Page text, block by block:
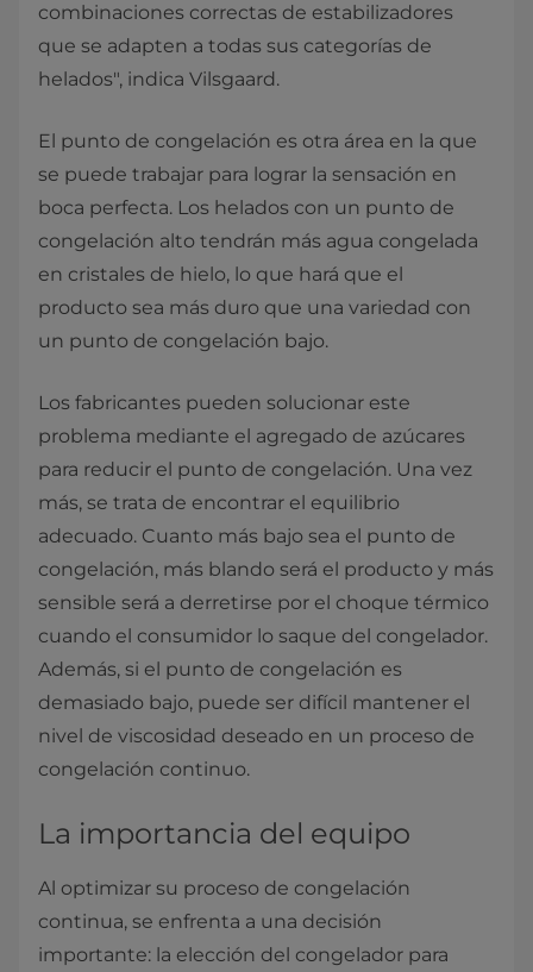
combinaciones correctas de estabilizadores
que se adapten a todas sus categorías de
helados", indica Vilsgaard.
El punto de congelación es otra área en la que
se puede trabajar para lograr la sensación en
boca perfecta. Los helados con un punto de
congelación alto tendrán más agua congelada
en cristales de hielo, lo que hará que el
producto sea más duro que una variedad con
un punto de congelación bajo.
Los fabricantes pueden solucionar este
problema mediante el agregado de azúcares
para reducir el punto de congelación. Una vez
más, se trata de encontrar el equilibrio
adecuado. Cuanto más bajo sea el punto de
congelación, más blando será el producto y más
sensible será a derretirse por el choque térmico
cuando el consumidor lo saque del congelador.
Además, si el punto de congelación es
demasiado bajo, puede ser difícil mantener el
nivel de viscosidad deseado en un proceso de
congelación continuo.
La importancia del equipo
Al optimizar su proceso de congelación
continua, se enfrenta a una decisión
importante: la elección del congelador para